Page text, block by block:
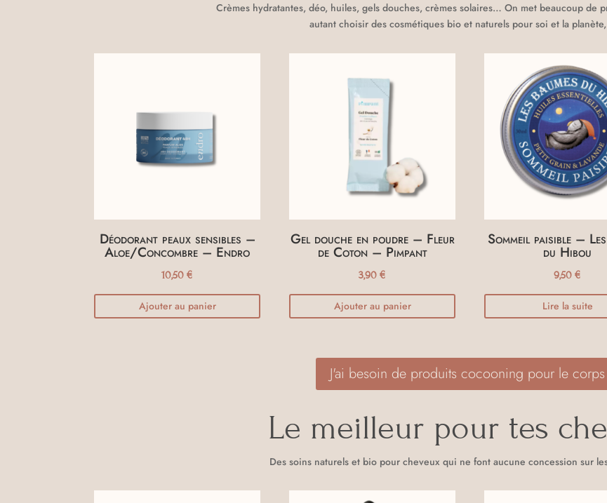
Crèmes hydratantes, déo, huiles, gels douches, crèmes solaires… On met beaucoup de
autant choisir des cosmétiques bio et naturels pour soi et la
Déodorant peaux sensibles –
Aloe/Concombre – Endro
10,50€
Ajouter au panier
Gel douche en poudre – Fleur
de Coton – Pimpant
3,90€
Ajouter au panier
Sommeil paisible –
du Hibou
9,50€
Lire la suite
J'ai besoin de produits cocooning pour le
Le meilleur pour tes
Des soins naturels et bio pour cheveux qui ne font aucune concession sur